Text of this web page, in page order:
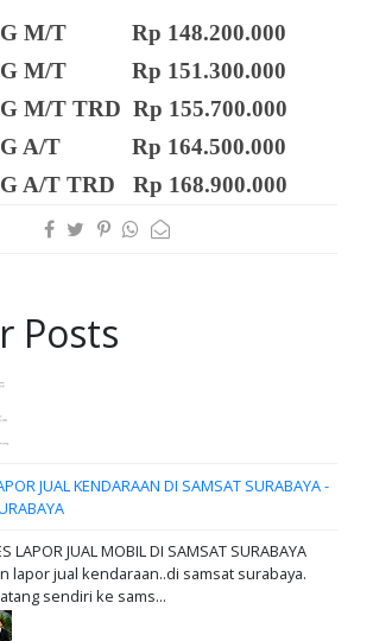
G M/T Rp 148.200.000
G M/T Rp 151.300.000
M/T TRD Rp 155.700.000
G A/T Rp 164.500.000
A/T TRD Rp 168.900.000
Posts
JUAL KENDARAAN DI SAMSAT SURABAYA -
LAPOR JUAL MOBIL DI SAMSAT SURABAYA
lapor jual kendaraan..di samsat surabaya.
sendiri ke sams...